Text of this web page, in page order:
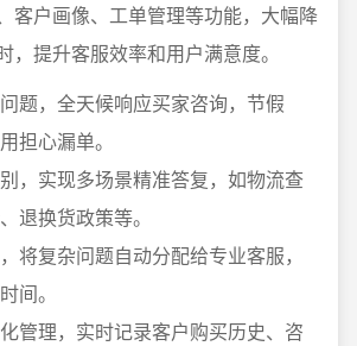
客户画像、工单管理等功能，大幅降
，提升客服效率和用户满意度。
题，全天候响应买家咨询，节假
担心漏单。
，实现多场景精准答复，如物流查
退换货政策等。
将复杂问题自动分配给专业客服，
间。
管理，实时记录客户购买历史、咨